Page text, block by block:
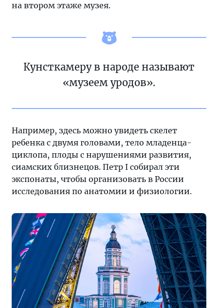
на втором этаже музея.
Кунсткамеру в народе называют
«музеем уродов».
Например, здесь можно увидеть скелет
ребенка с двумя головами, тело младенца-
циклопа, плоды с нарушениями развития,
сиамских близнецов. Петр I собирал эти
экспонаты, чтобы организовать в России
исследования по анатомии и физиологии.